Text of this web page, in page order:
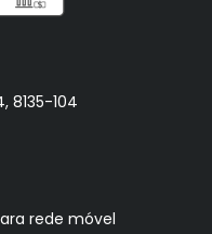
8135-104
rede móvel